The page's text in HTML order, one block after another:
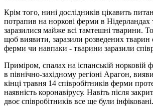
Крім того, нині дослідників цікавить
потрапив на норкові ферми в Нідерландах
заразилися майже всі тамтешні тварини.
щоб виявити, заразили розведених тварин
ферми чи навпаки - тварини заразили
Приміром, спалах на іспанській норковій
в північно-західному регіоні Арагон,
кінці травня 14 співробітників ферми
наявність коронавірусу. Навіть після
двоє співробітників все ще були інфіковані.